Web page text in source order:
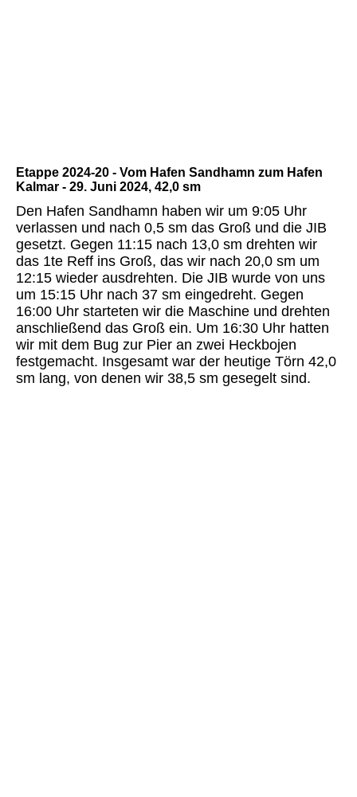
Etappe 2024-20 - Vom Hafen Sandhamn zum Hafen
Kalmar - 29. Juni 2024, 42,0 sm
Den Hafen Sandhamn haben wir um 9:05 Uhr
verlassen und nach 0,5 sm das Groß und die JIB
gesetzt. Gegen 11:15 nach 13,0 sm drehten wir
das 1te Reff ins Groß, das wir nach 20,0 sm um
12:15 wieder ausdrehten. Die JIB wurde von uns
um 15:15 Uhr nach 37 sm eingedreht. Gegen
16:00 Uhr starteten wir die Maschine und drehten
anschließend das Groß ein. Um 16:30 Uhr hatten
wir mit dem Bug zur Pier an zwei Heckbojen
festgemacht. Insgesamt war der heutige Törn 42,0
sm lang, von denen wir 38,5 sm gesegelt sind.